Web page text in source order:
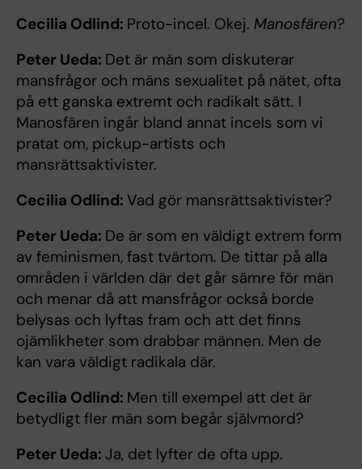
Cecilia Odlind: Proto-incel. Okej. Manosfären?
Peter Ueda: Det är män som diskuterar
mansfrågor och mäns sexualitet på nätet, ofta
på ett ganska extremt och radikalt sätt. I
Manosfären ingår bland annat incels som vi
pratat om, pickup-artists och
mansrättsaktivister.
Cecilia Odlind: Vad gör mansrättsaktivister?
Peter Ueda: De är som en väldigt extrem form
av feminismen, fast tvärtom. De tittar på alla
områden i världen där det går sämre för män
och menar då att mansfrågor också borde
belysas och lyftas fram och att det finns
ojämlikheter som drabbar männen. Men de
kan vara väldigt radikala där.
Cecilia Odlind: Men till exempel att det är
betydligt fler män som begår självmord?
Peter Ueda: Ja, det lyfter de ofta upp.